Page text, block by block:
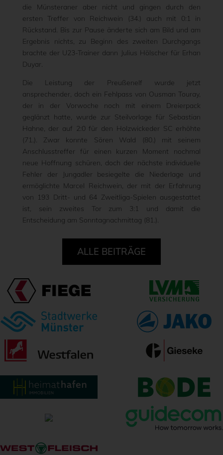
die Münsteraner aber nicht und gingen durch den
ersten Treffer von Reichwein (34.) auch mit 0:1 in
Rückstand. Bis zur Pause änderte sich am Bild und am
Ergebnis nichts, zu Beginn des zweiten Durchgangs
brachte der U23-Trainer dann Julius Hölscher für Erhan
Duyar.
Die Leistung der Preußenelf wurde jetzt
ansprechender, doch ein Fehlpass von Ousman Touray,
der in der Vorwoche noch mit einem Dreierpack
geglänzt hatte, wurde zur Steilvorlage für Sebastian
Hahne, der auf 2:0 für den Holzwickeder SC erhöhte
(71.). Zwar konnte Sören Wald (80.) mit seinem
Anschlusstreffer für einen kurzen Moment nochmal
neue Hoffnung schüren, doch der nächste individuelle
Fehler der Jungadler besiegelte die Niederlage und
ermöglichte Marcel Reichwein, der mit der Erfahrung
von 193 Dritt- und 64 Zweitliga-Spielen ausgestattet
ist, sein zweites Tor zum 3:1 und damit die
Entscheidung am Sonntagnachmittag (81.).
ALLE BEITRÄGE